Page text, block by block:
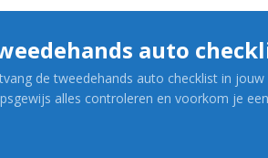
auto
de tweedehands auto checklist in
alles controleren en voorkom je